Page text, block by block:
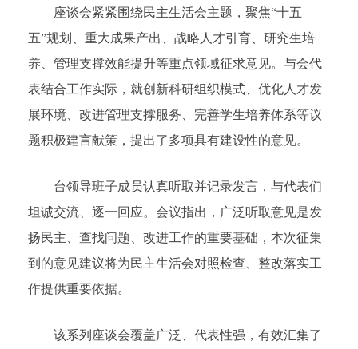
座谈会紧紧围绕民主生活会主题，聚焦“十五
五”规划、重大成果产出、战略人才引育、研究生培
养、管理支撑效能提升等重点领域征求意见。与会代
表结合工作实际，就创新科研组织模式、优化人才发
展环境、改进管理支撑服务、完善学生培养体系等议
题积极建言献策，提出了多项具有建设性的意见。
台领导班子成员认真听取并记录发言，与代表们
坦诚交流、逐一回应。会议指出，广泛听取意见是发
扬民主、查找问题、改进工作的重要基础，本次征集
到的意见建议将为民主生活会对照检查、整改落实工
作提供重要依据。
该系列座谈会覆盖广泛、代表性强，有效汇集了